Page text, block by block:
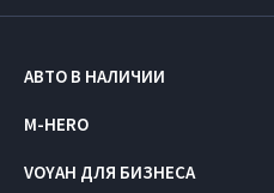
АВТО В НАЛИЧИИ
M-HERO
VOYAH ДЛЯ БИЗНЕСА